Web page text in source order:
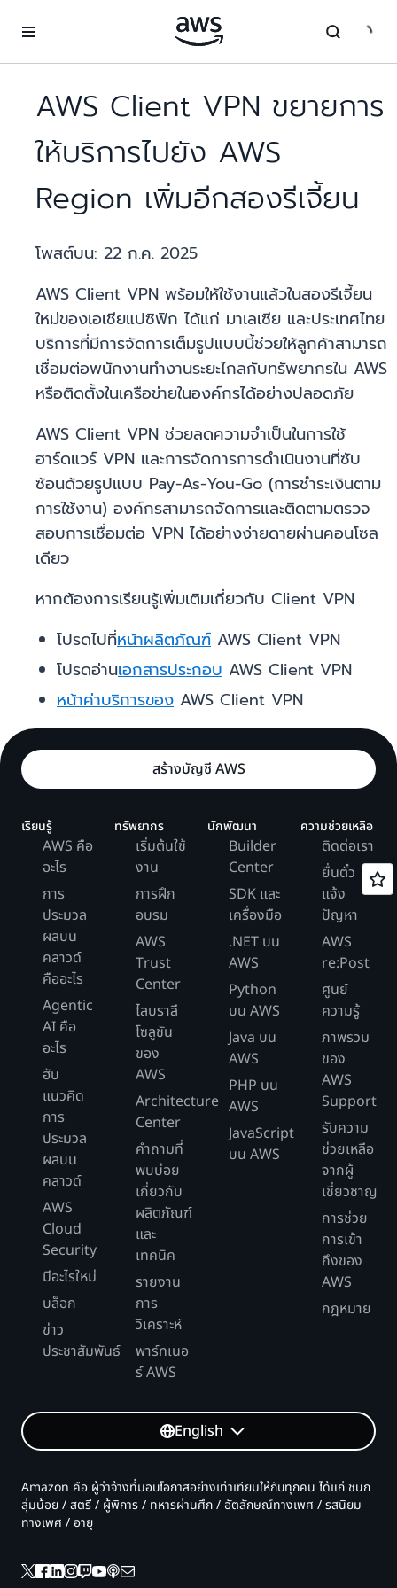
AWS Client VPN ขยายการ
ให้บริการไปยัง AWS
Region เพิ่มอีกสองรีเจี้ยน
โพสต์บน: 22 ก.ค. 2025
AWS Client VPN พร้อมให้ใช้งานแล้วในสองรีเจี้ยน
ใหม่ของเอเชียแปซิฟิก ได้แก่ มาเลเซีย และประเทศไทย
บริการที่มีการจัดการเต็มรูปแบบนี้ช่วยให้ลูกค้าสามารถ
เชื่อมต่อพนักงานทำงานระยะไกลกับทรัพยากรใน AWS
หรือติดตั้งในเครือข่ายในองค์กรได้อย่างปลอดภัย
AWS Client VPN ช่วยลดความจำเป็นในการใช้
ฮาร์ดแวร์ VPN และการจัดการการดำเนินงานที่ซับ
ซ้อนด้วยรูปแบบ Pay-As-You-Go (การชำระเงินตาม
การใช้งาน) องค์กรสามารถจัดการและติดตามตรวจ
สอบการเชื่อมต่อ VPN ได้อย่างง่ายดายผ่านคอนโซล
เดียว
หากต้องการเรียนรู้เพิ่มเติมเกี่ยวกับ Client VPN
โปรดไปที่หน้าผลิตภัณฑ์ AWS Client VPN
โปรดอ่านเอกสารประกอบ AWS Client VPN
หน้าค่าบริการของ AWS Client VPN
สร้างบัญชี AWS
เรียนรู้
AWS คือ
อะไร
การ
ประมวล
ผลบน
คลาวด์
คืออะไร
Agentic
AI คือ
อะไร
ฮับ
แนวคิด
การ
ประมวล
ผลบน
คลาวด์
AWS
Cloud
Security
มีอะไรใหม่
บล็อก
ข่าว
ประชาสัมพันธ์
ทรัพยากร
เริ่มต้นใช้
งาน
การฝึก
อบรม
AWS
Trust
Center
ไลบราลี
โซลูชัน
ของ
AWS
Architecture
Center
คำถามที่
พบบ่อย
เกี่ยวกับ
ผลิตภัณฑ์
และ
เทคนิค
รายงาน
การ
วิเคราะห์
พาร์ทเนอ
ร์ AWS
นักพัฒนา
Builder
Center
SDK และ
เครื่องมือ
.NET บน
AWS
Python
บน AWS
Java บน
AWS
PHP บน
AWS
JavaScript
บน AWS
ความช่วยเหลือ
ติดต่อเรา
ยื่นตั๋ว
แจ้ง
ปัญหา
AWS
re:Post
ศูนย์
ความรู้
ภาพรวม
ของ
AWS
Support
รับความ
ช่วยเหลือ
จากผู้
เชี่ยวชาญ
การช่วย
การเข้า
ถึงของ
AWS
กฎหมาย
English
Amazon คือ ผู้ว่าจ้างที่มอบโอกาสอย่างเท่าเทียมให้กับทุกคน ได้แก่ ชนก
ลุ่มน้อย / สตรี / ผู้พิการ / ทหารผ่านศึก / อัตลักษณ์ทางเพศ / รสนิยม
ทางเพศ / อายุ